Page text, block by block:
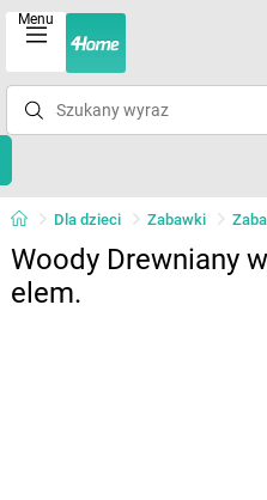
Menu
Dla dzieci Zabawki
Woody Drewniany
elem.